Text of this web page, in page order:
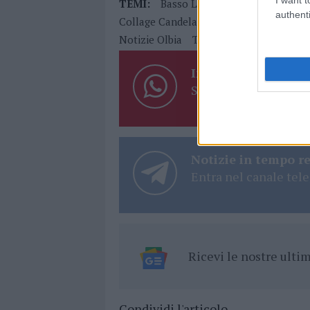
TEMI: Basso Liutaio Pisa Basso
Collage Candela
Collage Foggia
Notizie Olbia
Tore Fazzi
Inviaci le tue
Su WhatsApp al
Notizie in tempo
Entra nel canale
Ricevi le nostre